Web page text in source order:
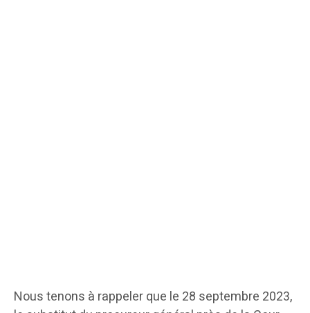
Nous tenons à rappeler que le 28 septembre 2023,